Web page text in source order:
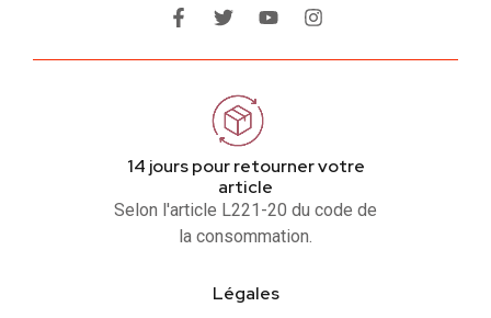
14 jours pour retourner votre
article
Selon l'article L221-20 du code de
la consommation.
Légales